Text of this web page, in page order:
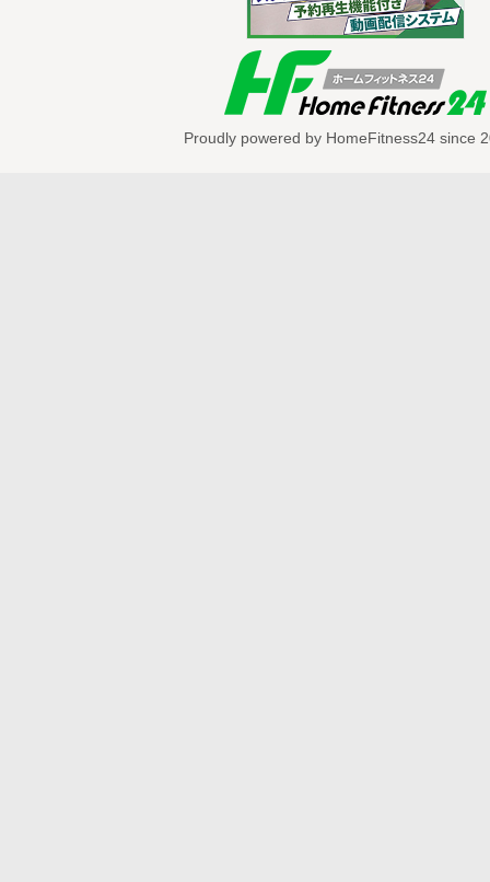
Proudly powered by HomeFitness24 since